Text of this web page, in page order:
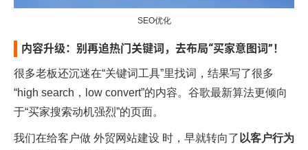
SEO优化
内容升级：别再追热门关键词，去布局“买家意图词”！
很多老板还沉迷在“关键词工具”里找词，结果写了很多
“high search，low convert”的内容。谷歌最新算法更倾向
于“买家搜索动机强烈”的页面。
我们在给客户做 外贸网站建设 时，早就转向了 以客户行为